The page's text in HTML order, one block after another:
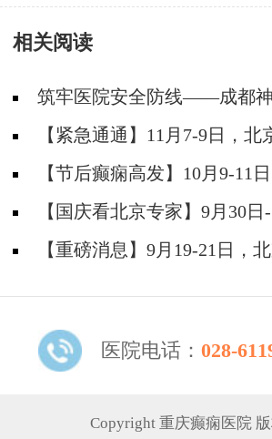
痫大额救助，速约！
钢医院神经内科胡颖教授亲临
痫疑难
相关阅读
筑牢医院安全防线——成都
防安全培训纪实
【紧急通通】11月7-9日，
神经内科胡颖教授亲临成都会诊
【节后癫痫高发】10月9-11
院陈葵博士免费会诊+治疗援助
题！
【国庆看北京专家】9月30
天坛&首钢医院两大专家蓉城亲
【重磅消息】9月19-21日，
线！
医院电话： 028-
Copyright 重庆癫痫医院